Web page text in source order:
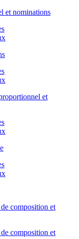
et nominations
et
composition et
composition et